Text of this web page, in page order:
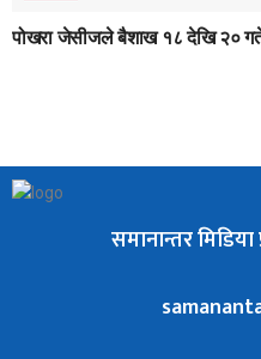
पोखरा जेसीजले बैशाख १८ देखि २०
समानान्तर मिडिया